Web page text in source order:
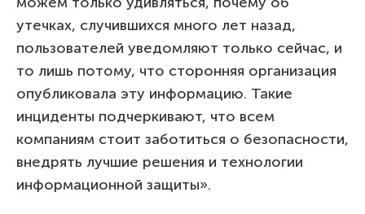
утечках, случившихся много лет назад,
пользователей уведомляют только сейчас, и
то лишь потому, что сторонняя организация
опубликовала эту информацию. Такие
инциденты подчеркивают, что всем
компаниям стоит заботиться о безопасности,
внедрять лучшие решения и технологии
информационной защиты».